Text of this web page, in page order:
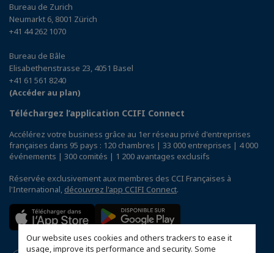
Our website uses cookies and others trackers to ease it
usage, improve its performance and security. Some
Bureau de Zurich
Neumarkt 6, 8001 Zürich
+41 44 262 1070
Bureau de Bâle
Elisabethenstrasse 23, 4051 Basel
+41 61 561 8240
(Accéder au plan)
Téléchargez l’application CCIFI Connect
Accélérez votre business grâce au 1er réseau privé d'entreprises
françaises dans 95 pays : 120 chambres | 33 000 entreprises | 4 000
événements | 300 comités | 1 200 avantages exclusifs
Réservée exclusivement aux membres des CCI Françaises à
l'International, découvrez l'app CCIFI Connect.